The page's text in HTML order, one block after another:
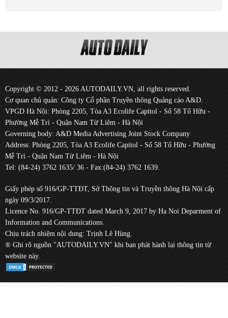
Copyright © 2012 - 2026 AUTODAILY.VN, all rights reserved.
Cơ quan chủ quản: Công ty Cổ phần Truyền thông Quảng cáo A&D.
VPGD Hà Nội: Phòng 2205, Tòa A3 Ecolife Capitol - Số 58 Tố Hữu -
Phường Mễ Trì - Quận Nam Từ Liêm - Hà Nội
Governing body: A&D Media Advertising Joint Stock Company
Address: Phòng 2205, Tòa A3 Ecolife Capitol - Số 58 Tố Hữu - Phường
Mễ Trì - Quận Nam Từ Liêm - Hà Nội
Tel: (84-24) 3762 1635/ 36 - Fax:(84-24) 3762 1639.
Giấy phép số 916/GP-TTĐT, Sở Thông tin và Truyền thông Hà Nội cấp
ngày 09/3/2017.
Licence No. 916/GP-TTĐT dated March 9, 2017 by Ha Noi Deparment of
Information and Communications.
Chịu trách nhiệm nội dung: Trịnh Lê Hùng.
® Ghi rõ nguồn "AUTODAILY.VN" khi bạn phát hành lại thông tin từ
website này.